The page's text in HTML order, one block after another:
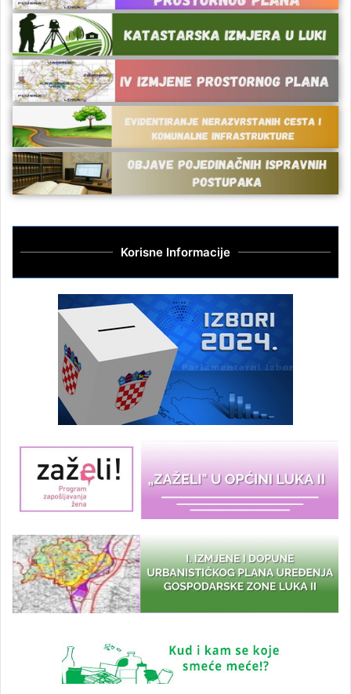
Korisne Informacije